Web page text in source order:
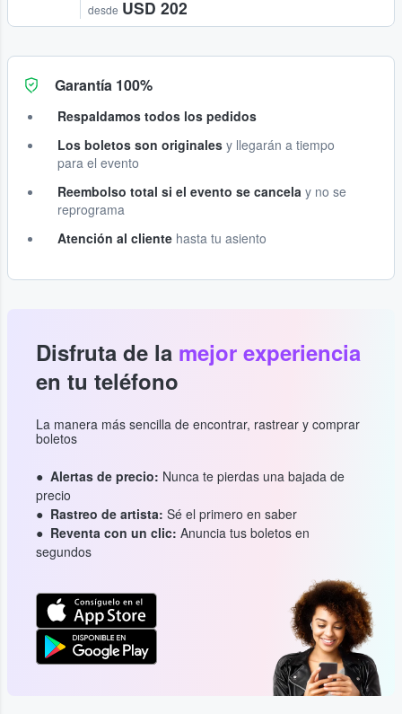
desde USD 202
Garantía 100%
Respaldamos todos los pedidos
Los boletos son originales y llegarán a tiempo
para el evento
Reembolso total si el evento se cancela y no se
reprograma
Atención al cliente hasta tu asiento
Disfruta de la mejor experiencia
en tu teléfono
La manera más sencilla de encontrar, rastrear y comprar
boletos
Alertas de precio: Nunca te pierdas una bajada de
precio
Rastreo de artista: Sé el primero en saber
Reventa con un clic: Anuncia tus boletos en
segundos